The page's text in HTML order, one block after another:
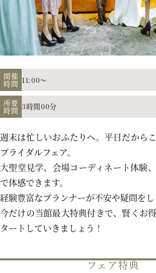
アクセス
よくあるご質問
お電話でのご予約・お問い
TEL.011-
平日 11:00-19:00、土日祝
プロポーズご検討の方は
開催
時間 11:00～
所要
時間 3時間00分
週末は忙しいおふたりへ。平日だから
ブライダルフェア。
大聖堂見学、会場コーディネート体験
で体感できます。
経験豊富なプランナーが不安や疑問を
今だけの当館最大特典付きで、賢くお
タートしていきましょう！
フェア特典